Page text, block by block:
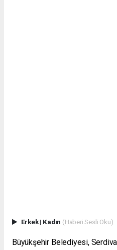
Erkek| Kadın (Haberi Sesli Oku)
Büyükşehir Belediyesi,